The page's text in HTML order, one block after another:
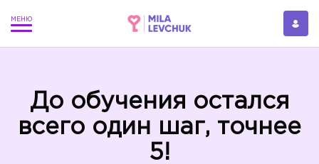
До обучения остался
всего один шаг, точнее
5!